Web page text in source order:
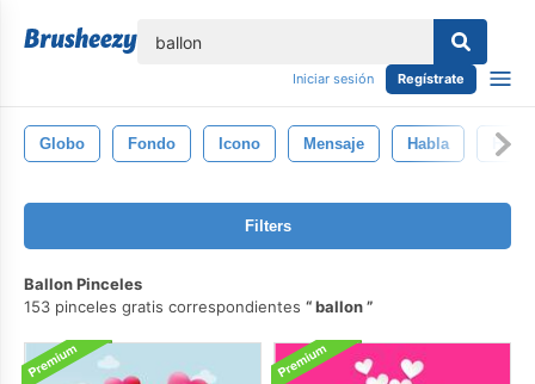
Iniciar sesión Regístrate
Globo Fondo Icono Mensaje Habla
Filters
Ballon Pinceles
153 pinceles gratis correspondientes
ballon